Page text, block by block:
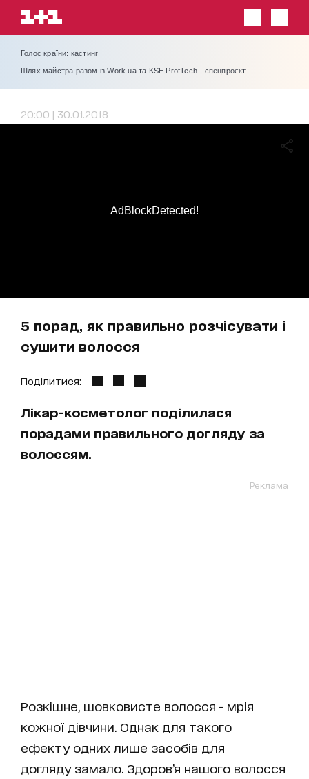
Голос країни: кастинг
Шлях майстра разом із Work.ua та KSE ProfTech - спецпроєкт
20:00 | 30.01.2018
5 порад, як правильно розчісувати і
сушити волосся
AdBlockDetected!
Поділитися:
Лікар-косметолог поділилася
порадами правильного догляду за
волоссям.
Реклама
Розкішне, шовковисте волосся - мрія
кожної дівчини. Однак для такого
ефекту одних лише засобів для
догляду замало. Здоров’я нашого волосся